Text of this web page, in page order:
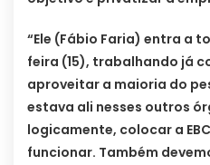
“Ele (Fábio Faria) entra a
feira (15), trabalhando já
aproveitar a maioria do
estava ali nesses outros
logicamente, colocar a
funcionar. Também